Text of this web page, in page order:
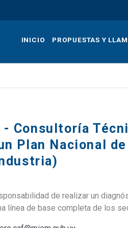
al
principal
INICIO PROPUESTAS Y
- Consultoría
Plan Nacional
de realizar un
línea de base completa de los